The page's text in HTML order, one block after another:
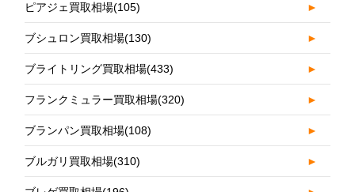
ピアジェ買取相場(105) ►
ブシュロン買取相場(130) ►
ブライトリング買取相場(433) ►
フランクミュラー買取相場(320) ►
ブランパン買取相場(108) ►
ブルガリ買取相場(310) ►